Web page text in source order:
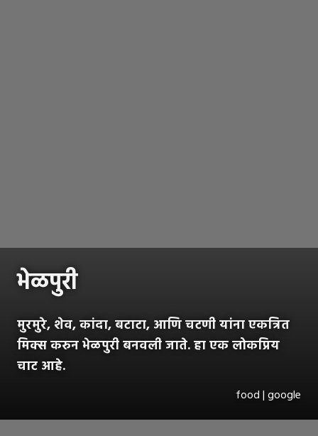
भेळपुरी
मुरमुरे, शेव, कांदा, बटाटा, आणि चटणी यांना एकत्रित
मिक्स करुन भेळपुरी बनवली जाते. हा एक लोकप्रिय
चाट आहे.
food | google